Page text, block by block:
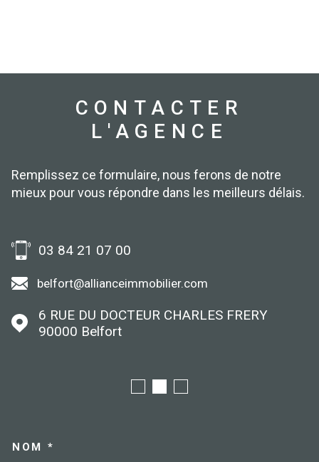
CONTACTER
L'AGENCE
Remplissez ce formulaire, nous ferons de notre
mieux pour vous répondre dans les meilleurs délais.
03 84 21 07 00
belfort@allianceimmobilier.com
6 RUE DU DOCTEUR CHARLES FRERY
90000
Belfort
NOM *